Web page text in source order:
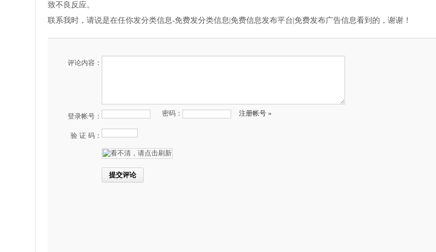
致不良反应。
联系我时，请说是在任你发分类信息-免费发分类信息|免费信息发布平台|免费发布广告信息看到的，谢谢！
评论内容：
登录帐号： 密码： 注册帐号 »
验 证 码：